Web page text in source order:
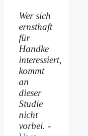
Wer sich
ernsthaft
für
Handke
interessiert,
kommt
an
dieser
Studie
nicht
vorbei. -